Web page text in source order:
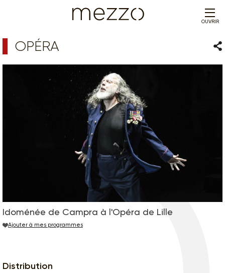
OUVRIR
OPÉRA
Idoménée de Campra à l'Opéra de Lille
Ajouter à mes programmes
Distribution